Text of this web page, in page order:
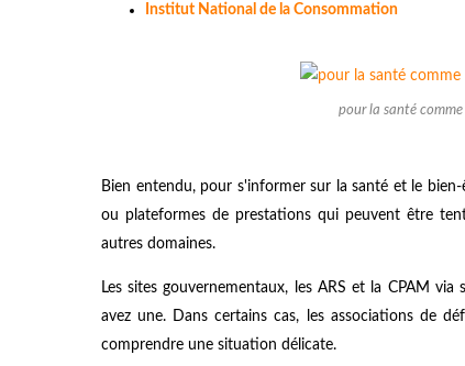
Institut National de la Consommation
pour la santé
Bien entendu, pour s'informer sur la santé et le
ou plateformes de prestations qui peuvent être
autres domaines.
Les sites gouvernementaux, les ARS et la CPAM
avez une. Dans certains cas, les associations de
comprendre une situation délicate.